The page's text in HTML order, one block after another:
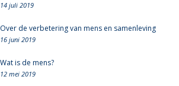
14 juli 2019
Over de verbetering van mens en samenleving
16 juni 2019
Wat is de mens?
12 mei 2019